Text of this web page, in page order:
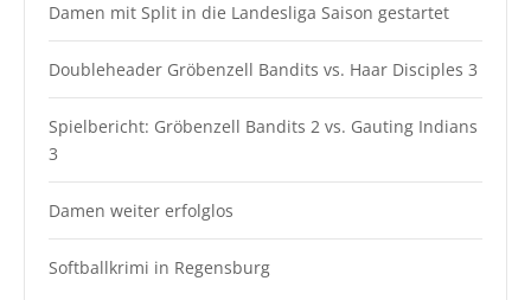
Damen mit Split in die Landesliga Saison gestartet
Doubleheader Gröbenzell Bandits vs. Haar Disciples 3
Spielbericht: Gröbenzell Bandits 2 vs. Gauting Indians
3
Damen weiter erfolglos
Softballkrimi in Regensburg